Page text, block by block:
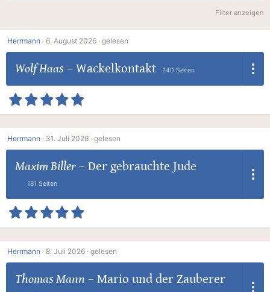
Filter anzeigen
Herrmann · 6. August 2026 · gelesen
Wolf Haas – Wackelkontakt 240 Seiten
Herrmann · 31. Juli 2026 · gelesen
Maxim Biller– Der gebrauchte Jude
181 Seiten
Herrmann · 8. Juli 2026 · gelesen
Thomas Mann – Mario und der Zauberer